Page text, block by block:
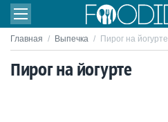
Главная / Выпечка / Пирог на йогурте
Пирог на йогурте